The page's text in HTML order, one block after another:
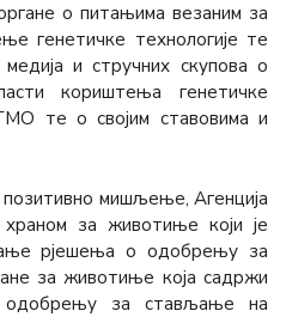
о питањима везаним за
генетичке технологије те
медија и стручних скупова о
кориштења генетичке
те о својим ставовима и
мишљење, Агенција
за животиње који је
рјешења о одобрењу за
за животиње која садржи
за стављање на